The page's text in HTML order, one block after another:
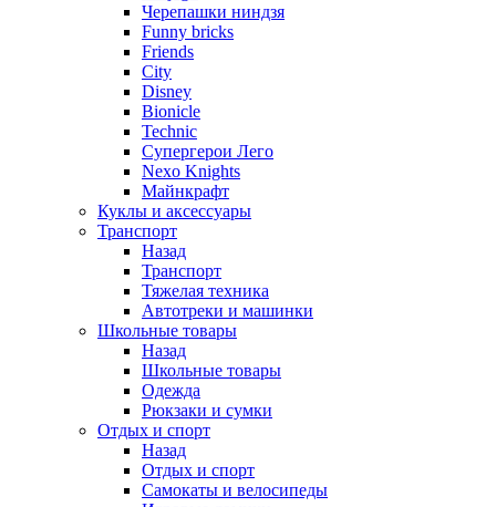
Черепашки ниндзя
Funny bricks
Friends
City
Disney
Bionicle
Technic
Супергерои Лего
Nexo Knights
Майнкрафт
Куклы и аксессуары
Транспорт
Назад
Транспорт
Тяжелая техника
Автотреки и машинки
Школьные товары
Назад
Школьные товары
Одежда
Рюкзаки и сумки
Отдых и спорт
Назад
Отдых и спорт
Самокаты и велосипеды